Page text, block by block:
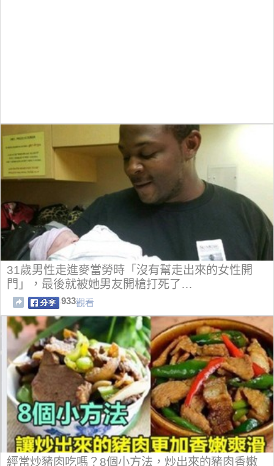
31歲男性走進麥當勞時「沒有幫走出來的女性開
門」，最後就被她男友開槍打死了…
933觀看
經常炒豬肉吃嗎？8個小方法，炒出來的豬肉香嫩